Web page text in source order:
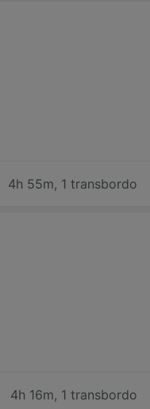
4h 55m, 1 transbordo
4h 16m, 1 transbordo